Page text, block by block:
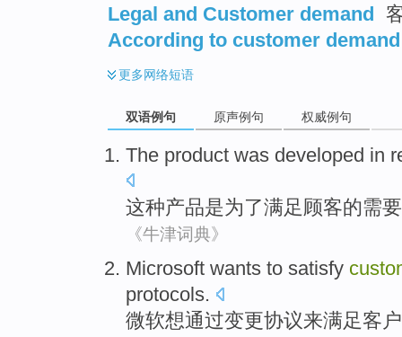
Legal and Customer demand
According to customer demand
更多网络短语
双语例句 原声例句 权威例句
The product was developed in
这种产品是为了满足顾客的需要
《牛津词典》
Microsoft wants to satisfy
protocols.
微软想通过变更协议来满足客户